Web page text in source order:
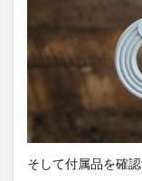
レイ
を確
認。
テン
を比
そして付属品を確認